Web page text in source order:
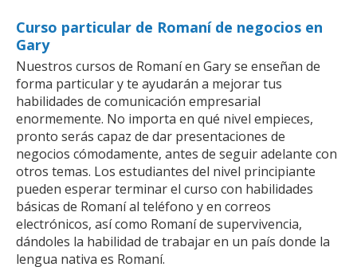
Curso particular de Romaní de negocios en
Gary
Nuestros cursos de Romaní en Gary se enseñan de
forma particular y te ayudarán a mejorar tus
habilidades de comunicación empresarial
enormemente. No importa en qué nivel empieces,
pronto serás capaz de dar presentaciones de
negocios cómodamente, antes de seguir adelante con
otros temas. Los estudiantes del nivel principiante
pueden esperar terminar el curso con habilidades
básicas de Romaní al teléfono y en correos
electrónicos, así como Romaní de supervivencia,
dándoles la habilidad de trabajar en un país donde la
lengua nativa es Romaní.